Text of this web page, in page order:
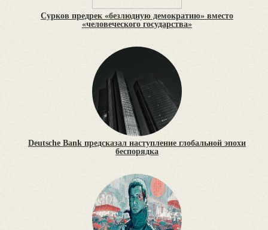
Сурков предрек «безлюдную демократию» вместо
«человеческого государства»
Deutsche Bank предсказал наступление глобальной эпохи
беспорядка